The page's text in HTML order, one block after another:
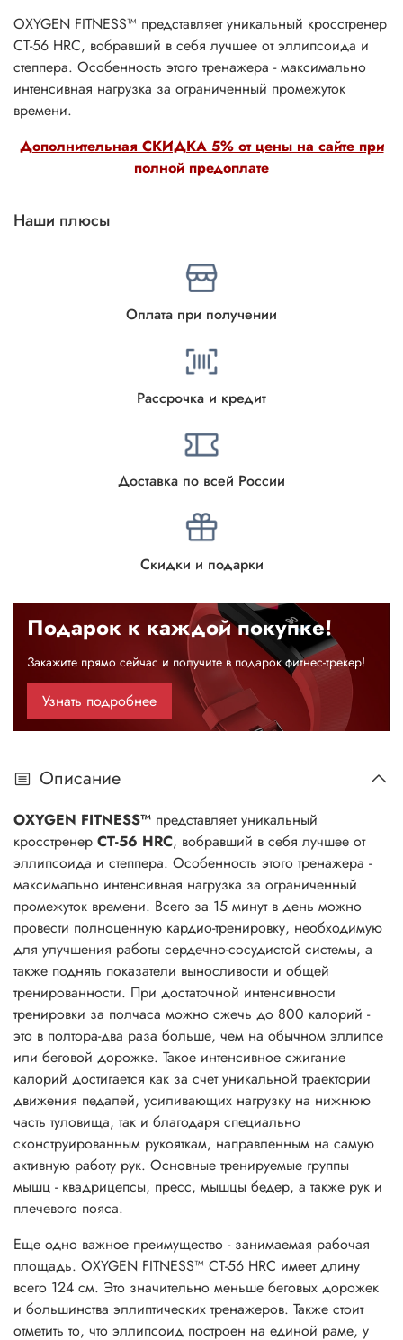
Дополнительная СКИДКА 5% от цены на сайте при
полной предоплате
OXYGEN FITNESS™ представляет уникальный кросстренер
СТ-56 НRС, вобравший в себя лучшее от эллипсоида и
степпера. Особенность этого тренажера - максимально
интенсивная нагрузка за ограниченный промежуток
времени.
Наши плюсы
Оплата при получении
Рассрочка и кредит
Доставка по всей России
Скидки и подарки
Подарок к каждой покупке!
Закажите прямо сейчас и получите в подарок фитнес-трекер!
Узнать подробнее
Описание
OXYGEN FITNESS™ представляет уникальный
кросстренер СТ-56 НRС, вобравший в себя лучшее от
эллипсоида и степпера. Особенность этого тренажера -
максимально интенсивная нагрузка за ограниченный
промежуток времени. Всего за 15 минут в день можно
провести полноценную кардио-тренировку, необходимую
для улучшения работы сердечно-сосудистой системы, а
также поднять показатели выносливости и общей
тренированности. При достаточной интенсивности
тренировки за полчаса можно сжечь до 800 калорий -
это в полтора-два раза больше, чем на обычном эллипсе
или беговой дорожке. Такое интенсивное сжигание
калорий достигается как за счет уникальной траектории
движения педалей, усиливающих нагрузку на нижнюю
часть туловища, так и благодаря специально
сконструированным рукояткам, направленным на самую
активную работу рук. Основные тренируемые группы
мышц - квадрицепсы, пресс, мышцы бедер, а также рук и
плечевого пояса.
Еще одно важное преимущество - занимаемая рабочая
площадь. OXYGEN FITNESS™ CT-56 НRС имеет длину
всего 124 см. Это значительно меньше беговых дорожек
и большинства эллиптических тренажеров. Также стоит
отметить то, что эллипсоид построен на единой раме, у